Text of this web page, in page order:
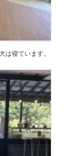
寝ています。